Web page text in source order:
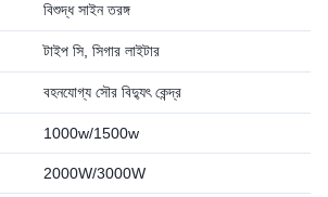
বিশুদ্ধ সাইন তরঙ্গ
টাইপ সি, সিগার লাইটার
বহনযোগ্য সৌর বিদ্যুৎ কেন্দ্র
1000w/1500w
2000W/3000W